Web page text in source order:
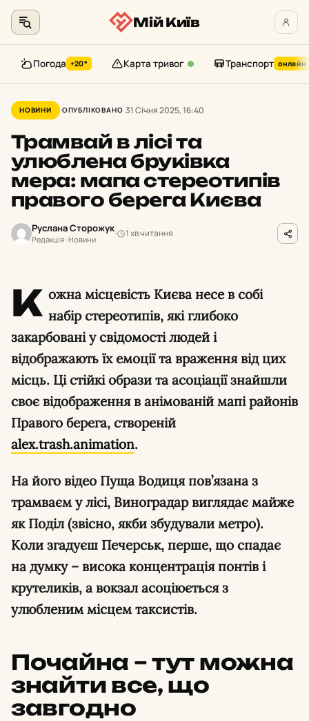
до
контенту
Мій Київ
Погода +20° Карта тривог Транспорт онлайн
НОВИНИ ОПУБЛІКОВАНО 31 Січня 2025, 16:40
Трамвай в лісі та
улюблена бруківка
мера: мапа стереотипів
правого берега Києва
Руслана Сторожук
Редакція · Новини
1 хв читання
К ожна місцевість Києва несе в собі
набір стереотипів, які глибоко
закарбовані у свідомості людей і
відображають їх емоції та враження від цих
місць. Ці стійкі образи та асоціації знайшли
своє відображення в анімованій мапі районів
Правого берега, створеній
alex.trash.animation.
На його відео Пуща Водиця пов’язана з
трамваєм у лісі, Виноградар виглядає майже
як Поділ (звісно, якби збудували метро).
Коли згадуєш Печерськ, перше, що спадає
на думку – висока концентрація понтів і
крутеликів, а вокзал асоціюється з
улюбленим місцем таксистів.
Почайна – тут можна
знайти все, що
завгодно